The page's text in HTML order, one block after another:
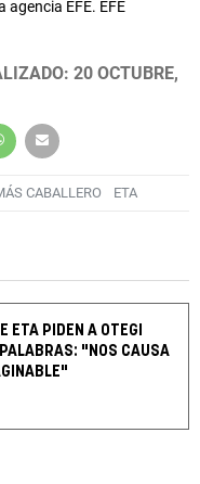
EFE. EFE
20 OCTUBRE,
CABALLERO ETA
ETA PIDEN A OTEGI
"NOS CAUSA